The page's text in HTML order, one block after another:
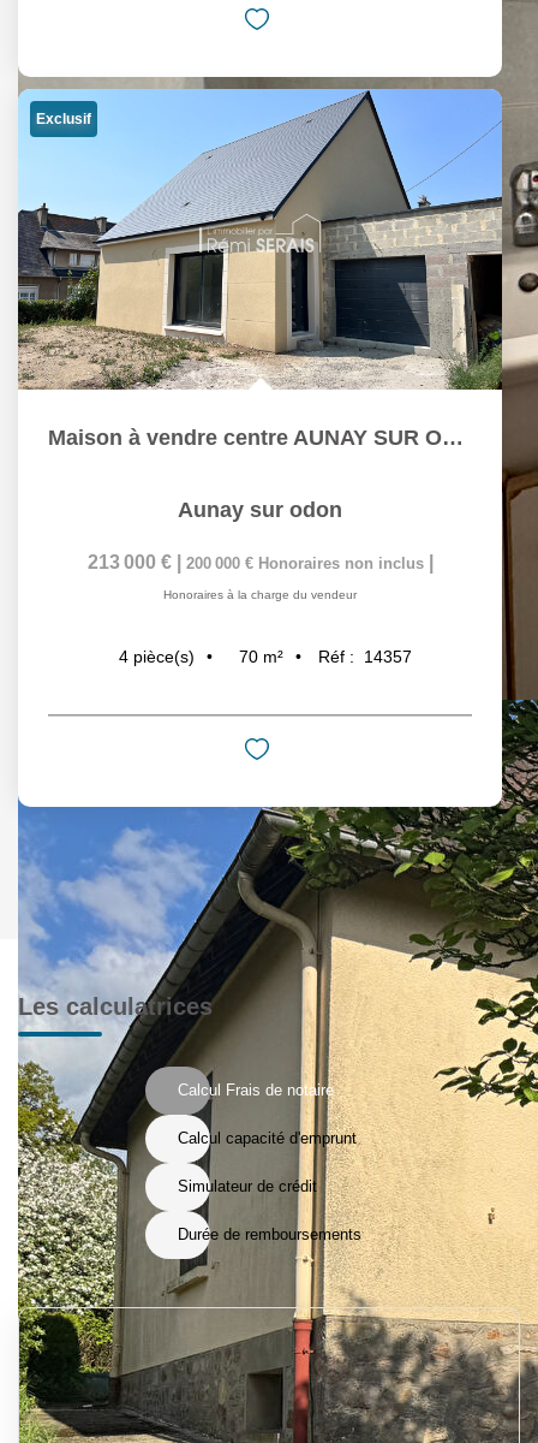
Exclusif
Maison à vendre centre AUNAY SUR ODON
Aunay sur odon
213 000 € 200 000 € Honoraires non inclus
Honoraires à la charge du vendeur
4 pièce(s) 70 m² Réf : 14357
Les calculatrices
Calcul Frais de notaire
Calcul capacité d'emprunt
Simulateur de crédit
Durée de remboursements